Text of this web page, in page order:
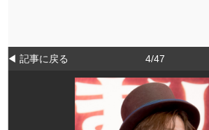
◀ 記事に戻る 4/47